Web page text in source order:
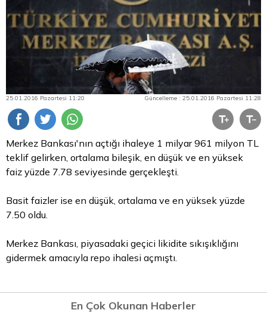
25.01.2016 Pazartesi 11:20 Güncelleme : 25.01.2016 Pazartesi 11:28
Merkez Bankası'nın açtığı ihaleye 1 milyar 961 milyon TL
teklif gelirken, ortalama bileşik, en düşük ve en yüksek
faiz yüzde 7.78 seviyesinde gerçekleşti.
Basit faizler ise en düşük, ortalama ve en yüksek yüzde
7.50 oldu.
Merkez Bankası, piyasadaki geçici likidite sıkışıklığını
gidermek amacıyla repo ihalesi açmıştı.
En Çok Okunan Haberler